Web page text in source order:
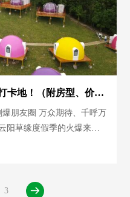
卡地！（附房型、价
朋友圈 万众期待、千呼万
阳草缘度假季的火爆来袭
心 也将正式营业
3 